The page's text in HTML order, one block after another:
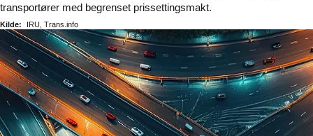
transportører med begrenset prissettingsmakt.
Kilde: IRU, Trans.info